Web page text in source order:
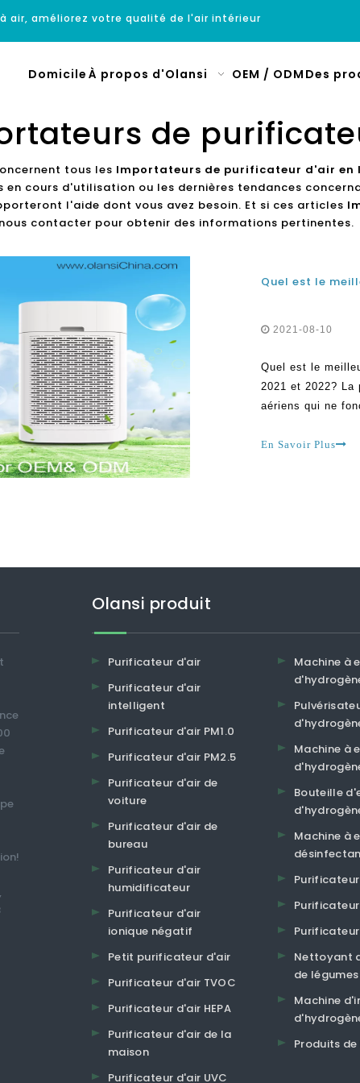
air, améliorez votre qualité de l'air intérieur
Domicile À propos d'Olansi OEM / ODM Des
de
tous les Importateurs de purificateur d'air en
cours d'utilisation ou les dernières tendances
l'aide dont vous avez besoin. Et si ces articles
contacter pour obtenir des informations pertinentes.
2021-08-10
Quel est le
2021 et 2022?
aériens qui ne
fabricants sont
En Savoir Plus
Olansi produit
Purificateur d'air
Purificateur d'air
intelligent
Purificateur d'air PM1.0
Purificateur d'air PM2.5
Purificateur d'air de
voiture
Purificateur d'air de
bureau
Purificateur d'air
humidificateur
Purificateur d'air
ionique négatif
Petit purificateur d'air
Purificateur d'air TVOC
Purificateur d'air HEPA
Purificateur d'air de la
maison
Purificateur d'air UVC
Machine à
Machine à
Bouteille
Machine à
Purificateur
Nettoyant
de légumes
Machine
Produits